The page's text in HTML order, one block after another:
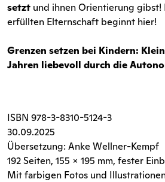
setzt und ihnen Orientierung gibst!
erfüllten Elternschaft beginnt hier!
Grenzen setzen bei Kindern:
Jahren liebevoll durch die
ISBN 978-3-8310-5124-3
30.09.2025
Übersetzung: Anke Wellner-Kempf
192 Seiten, 155 x 195 mm, fester
Mit farbigen Fotos und